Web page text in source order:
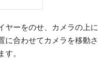
ヤーをのせ、カメラの上に
に合わせてカメラを移動さ
。